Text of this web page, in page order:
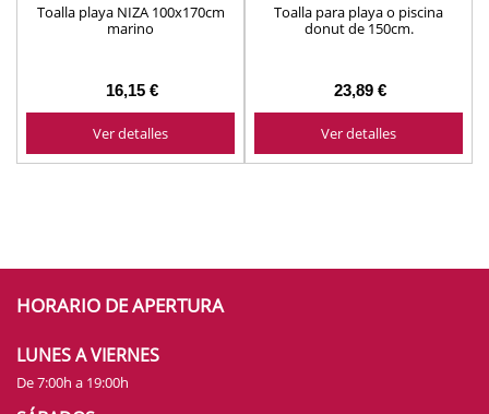
Toalla playa NIZA 100x170cm
marino
16,15 €
Ver detalles
Toalla para playa o piscina
donut de 150cm.
23,89 €
Ver detalles
HORARIO DE APERTURA
LUNES A VIERNES
De 7:00h a 19:00h